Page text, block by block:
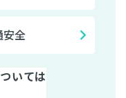
安全
いては